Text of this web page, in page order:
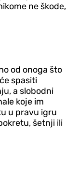
ne škode,
od onoga što
spasiti
a slobodni
koje im
u pravu igru
šetnji ili